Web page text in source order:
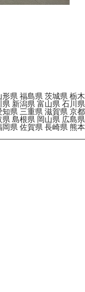
形県 福島県 茨城県 栃木
県 新潟県 富山県 石川県
知県 三重県 滋賀県 京都
県 島根県 岡山県 広島県
岡県 佐賀県 長崎県 熊本